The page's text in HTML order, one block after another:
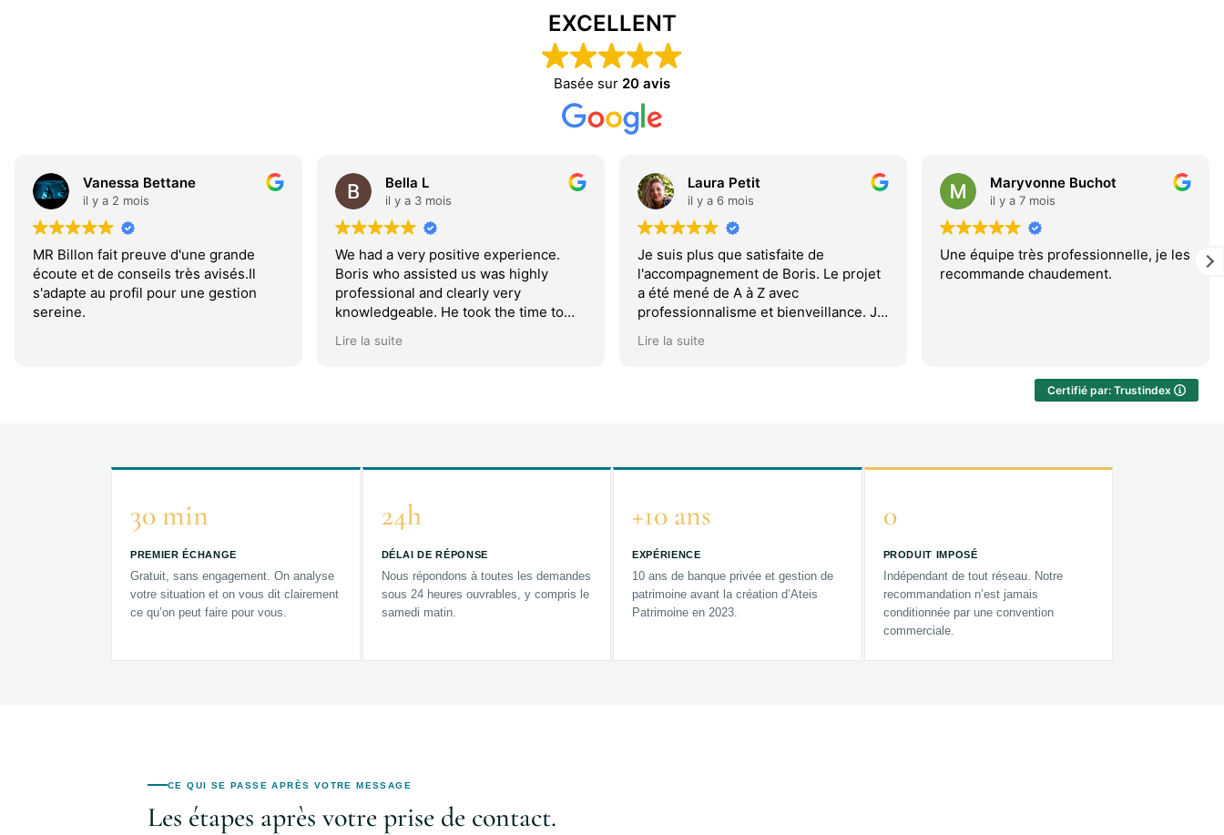
EXCELLENT
Basée sur 20 avis
Vanessa Bettane
il y a 2 mois
MR Billon fait preuve d'une grande
écoute et de conseils très avisés.Il
s'adapte au profil pour une gestion
sereine.
Bella L
il y a 3 mois
We had a very positive experience.
Boris who assisted us was highly
professional and clearly very
knowledgeable. He took the time to
making sure we fully understood each
needs and requests. This made the
reassuring. Highly recommended.
Lire la suite
Laura Petit
il y a 6 mois
Je suis plus que satisfaite de
l'accompagnement de Boris. Le projet
a été mené de A à Z avec
professionnalisme et bienveillance. Je
Lire la suite
Maryvonne Buchot
il y a 7 mois
Une équipe très professionnelle, je les
recommande chaudement.
Certifié par: Trustindex
30 min
PREMIER ÉCHANGE
Gratuit, sans engagement. On analyse
votre situation et on vous dit clairement
ce qu’on peut faire pour vous.
24h
DÉLAI DE RÉPONSE
Nous répondons à toutes les demandes
sous 24 heures ouvrables, y compris le
samedi matin.
+10 ans
EXPÉRIENCE
10 ans de banque privée et gestion de
patrimoine avant la création d’Ateis
Patrimoine en 2023.
0
PRODUIT IMPOSÉ
Indépendant de tout réseau. Notre
recommandation n’est jamais
conditionnée par une convention
commerciale.
CE QUI SE PASSE APRÈS VOTRE MESSAGE
Les étapes après votre prise de contact.